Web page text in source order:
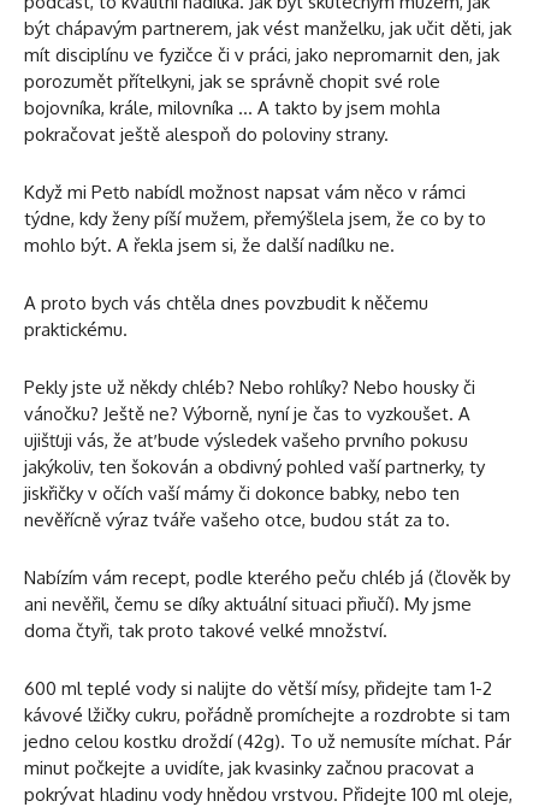
být chápavým partnerem, jak vést manželku, jak učit děti, jak
mít disciplínu ve fyzičce či v práci, jako nepromarnit den, jak
porozumět přítelkyni, jak se správně chopit své role
bojovníka, krále, milovníka … A takto by jsem mohla
pokračovat ještě alespoň do poloviny strany.
Když mi Peťo nabídl možnost napsat vám něco v rámci
týdne, kdy ženy píší mužem, přemýšlela jsem, že co by to
mohlo být. A řekla jsem si, že další nadílku ne.
A proto bych vás chtěla dnes povzbudit k něčemu
praktickému.
Pekly jste už někdy chléb? Nebo rohlíky? Nebo housky či
vánočku? Ještě ne? Výborně, nyní je čas to vyzkoušet. A
ujišťuji vás, že ať bude výsledek vašeho prvního pokusu
jakýkoliv, ten šokován a obdivný pohled vaší partnerky, ty
jiskřičky v očích vaší mámy či dokonce babky, nebo ten
nevěřícně výraz tváře vašeho otce, budou stát za to.
Nabízím vám recept, podle kterého peču chléb já (člověk by
ani nevěřil, čemu se díky aktuální situaci přiučí). My jsme
doma čtyři, tak proto takové velké množství.
600 ml teplé vody si nalijte do větší mísy, přidejte tam 1-2
kávové lžičky cukru, pořádně promíchejte a rozdrobte si tam
jedno celou kostku droždí (42g). To už nemusíte míchat. Pár
minut počkejte a uvidíte, jak kvasinky začnou pracovat a
pokrývat hladinu vody hnědou vrstvou. Přidejte 100 ml oleje,